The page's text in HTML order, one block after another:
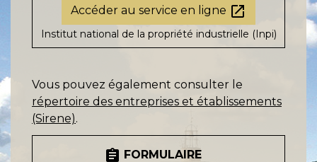
Accéder au service en ligne open_in_new
Institut national de la propriété industrielle (Inpi)
Vous pouvez également consulter le
répertoire des entreprises et établissements
(Sirene).
assignment FORMULAIRE